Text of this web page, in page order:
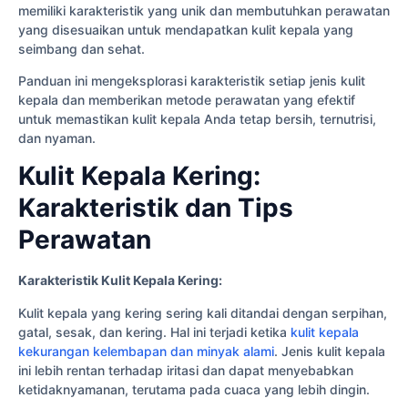
memiliki karakteristik yang unik dan membutuhkan perawatan
yang disesuaikan untuk mendapatkan kulit kepala yang
seimbang dan sehat.
Panduan ini mengeksplorasi karakteristik setiap jenis kulit
kepala dan memberikan metode perawatan yang efektif
untuk memastikan kulit kepala Anda tetap bersih, ternutrisi,
dan nyaman.
Kulit Kepala Kering:
Karakteristik dan Tips
Perawatan
Karakteristik Kulit Kepala Kering:
Kulit kepala yang kering sering kali ditandai dengan serpihan,
gatal, sesak, dan kering. Hal ini terjadi ketika kulit kepala
kekurangan kelembapan dan minyak alami. Jenis kulit kepala
ini lebih rentan terhadap iritasi dan dapat menyebabkan
ketidaknyamanan, terutama pada cuaca yang lebih dingin.